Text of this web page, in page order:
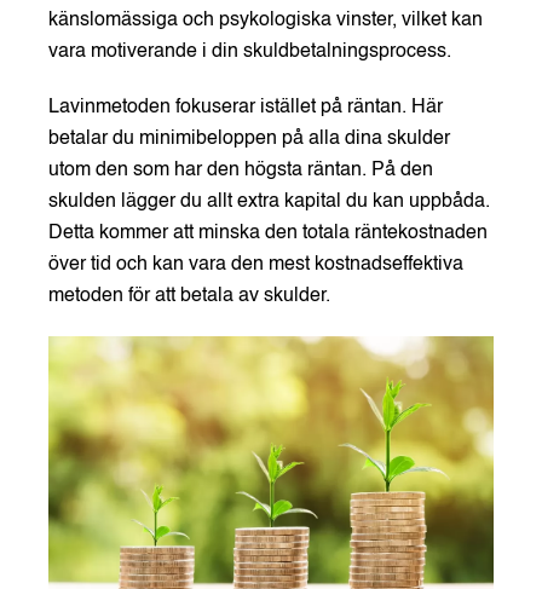
känslomässiga och psykologiska vinster, vilket kan
vara motiverande i din skuldbetalningsprocess.
Lavinmetoden fokuserar istället på räntan. Här
betalar du minimibeloppen på alla dina skulder
utom den som har den högsta räntan. På den
skulden lägger du allt extra kapital du kan uppbåda.
Detta kommer att minska den totala räntekostnaden
över tid och kan vara den mest kostnadseffektiva
metoden för att betala av skulder.